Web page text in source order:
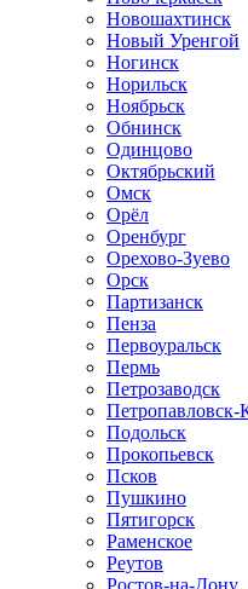
Новошахтинск
Новый Уренгой
Ногинск
Норильск
Ноябрьск
Обнинск
Одинцово
Октябрьский
Омск
Орёл
Оренбург
Орехово-Зуево
Орск
Партизанск
Пенза
Первоуральск
Пермь
Петрозаводск
Петропавловск-
Подольск
Прокопьевск
Псков
Пушкино
Пятигорск
Раменское
Реутов
Ростов-на-Дону